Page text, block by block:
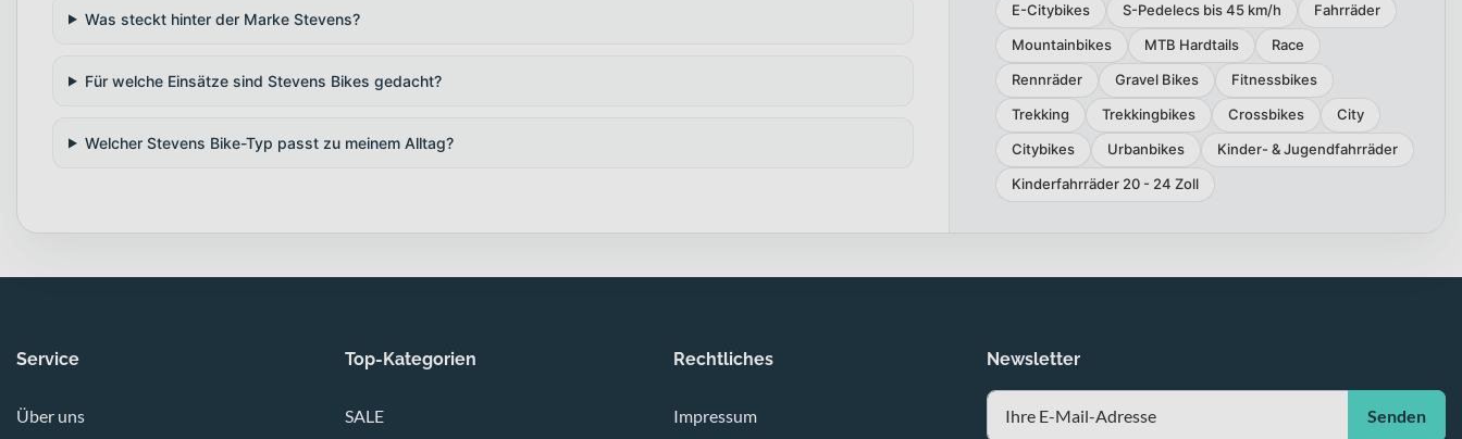
Was steckt hinter der Marke Stevens?
Für welche Einsätze sind Stevens Bikes gedacht?
Welcher Stevens Bike-Typ passt zu meinem Alltag?
E-Citybikes
S-Pedelecs bis 45 km/h
Fahrräder
Mountainbikes
MTB Hardtails
Race
Rennräder
Gravel Bikes
Fitnessbikes
Trekking
Trekkingbikes Crossbikes
City
Citybikes
Urbanbikes
Kinder- & Jugendfahrräder
Kinderfahrräder 20 - 24 Zoll
Service
Über uns
Top-Kategorien
SALE
Rechtliches
Impressum
Newsletter
Senden